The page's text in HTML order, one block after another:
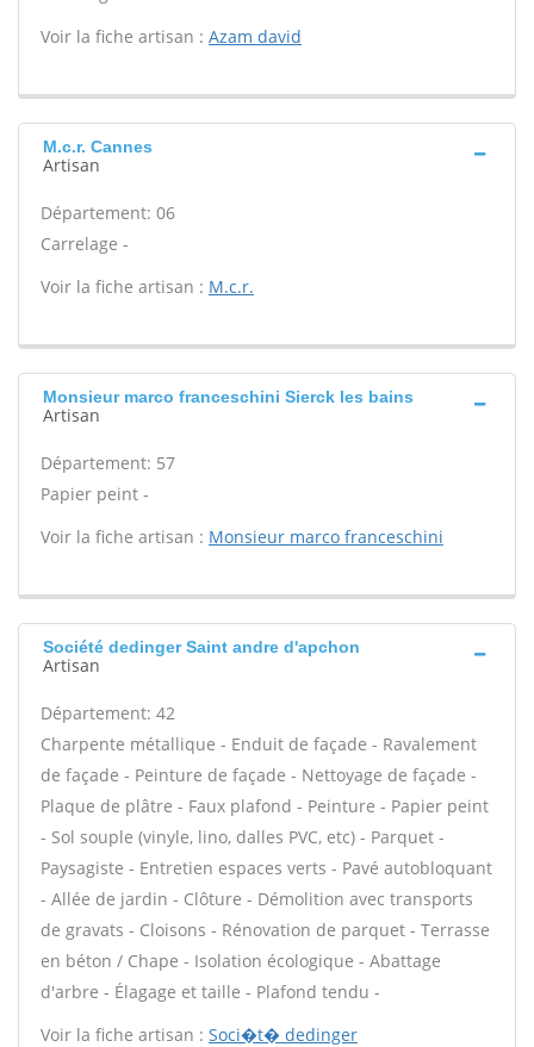
Voir la fiche artisan : Azam david
M.c.r. Cannes
Artisan
Département: 06
Carrelage -
Voir la fiche artisan : M.c.r.
Monsieur marco franceschini Sierck les bains
Artisan
Département: 57
Papier peint -
Voir la fiche artisan : Monsieur marco franceschini
Société dedinger Saint andre d'apchon
Artisan
Département: 42
Charpente métallique - Enduit de façade - Ravalement
de façade - Peinture de façade - Nettoyage de façade -
Plaque de plâtre - Faux plafond - Peinture - Papier peint
- Sol souple (vinyle, lino, dalles PVC, etc) - Parquet -
Paysagiste - Entretien espaces verts - Pavé autobloquant
- Allée de jardin - Clôture - Démolition avec transports
de gravats - Cloisons - Rénovation de parquet - Terrasse
en béton / Chape - Isolation écologique - Abattage
d'arbre - Élagage et taille - Plafond tendu -
Voir la fiche artisan : Soci�t� dedinger